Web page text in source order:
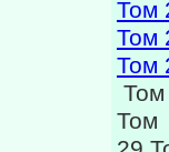
Том
Том
Том
Том
Том